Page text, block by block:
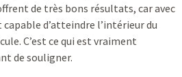
de très bons résultats, car avec
d’atteindre l’intérieur du
C’est ce qui est vraiment
de souligner.